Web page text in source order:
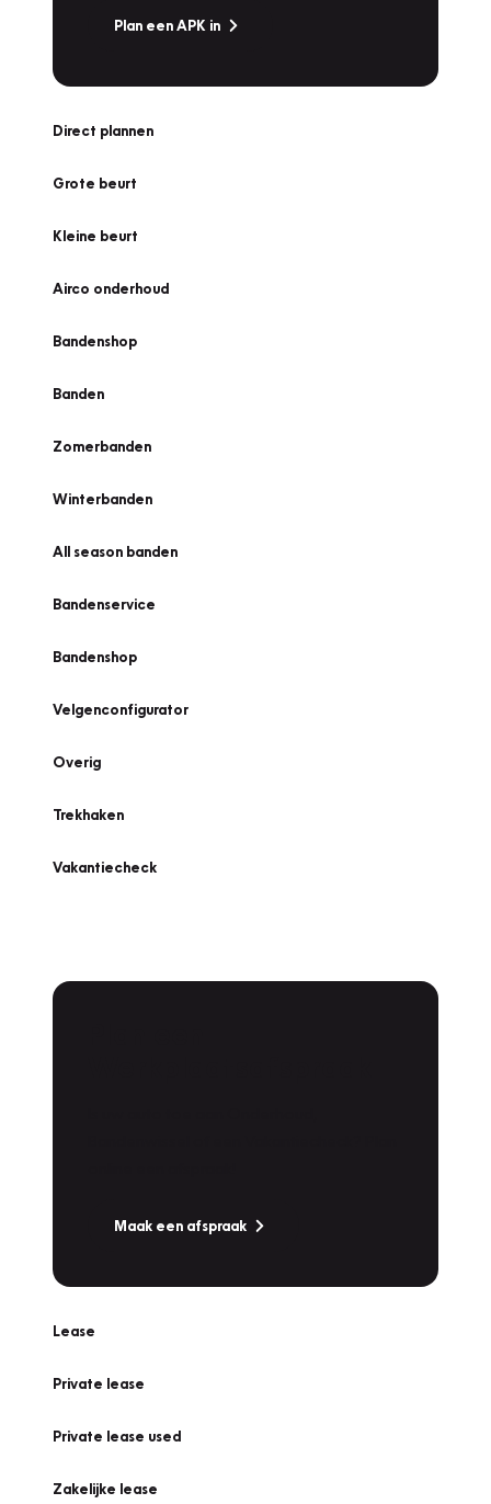
Plan een APK in
Direct plannen
Grote beurt
Kleine beurt
Airco onderhoud
Bandenshop
Banden
Zomerbanden
Winterbanden
All season banden
Bandenservice
Bandenshop
Velgenconfigurator
Overig
Trekhaken
Vakantiecheck
Maak een afspraak
Lease
Private lease
Private lease used
Zakelijke lease